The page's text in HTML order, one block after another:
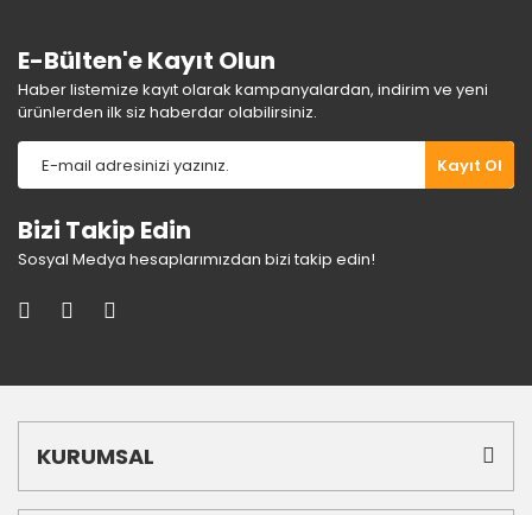
E-Bülten'e Kayıt Olun
Haber listemize kayıt olarak kampanyalardan, indirim ve yeni
ürünlerden ilk siz haberdar olabilirsiniz.
Kayıt Ol
Bizi Takip Edin
Sosyal Medya hesaplarımızdan bizi takip edin!
KURUMSAL